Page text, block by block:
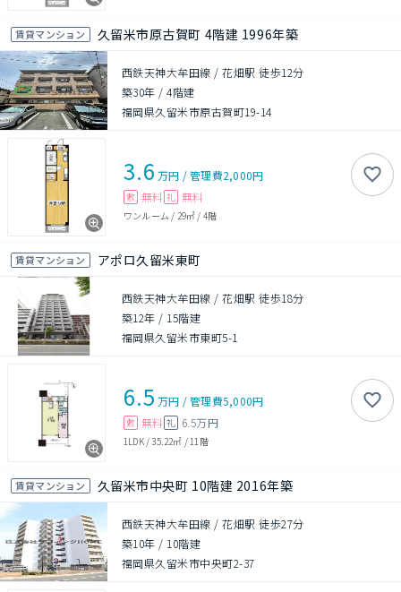
賃貸マンション 久留米市原古賀町 4階建 1996年築
西鉄天神大牟田線 / 花畑駅 徒歩12分
築30年 /4階建
福岡県久留米市原古賀町19-14
3.6 万円 /管理費2,000円
敷 無料 礼 無料
ワンルーム / 29㎡ / 4階
賃貸マンション アポロ久留米東町
西鉄天神大牟田線 / 花畑駅 徒歩18分
築12年 / 15階建
福岡県久留米市東町5-1
6.5 万円 /管理費5,000円
敷 無料 礼 6.5万円
1LDK/35.22㎡ / 11階
賃貸マンション 久留米市中央町 10階建 2016年築
西鉄天神大牟田線 / 花畑駅 徒歩27分
築10年 / 10階建
福岡県久留米市中央町2-37